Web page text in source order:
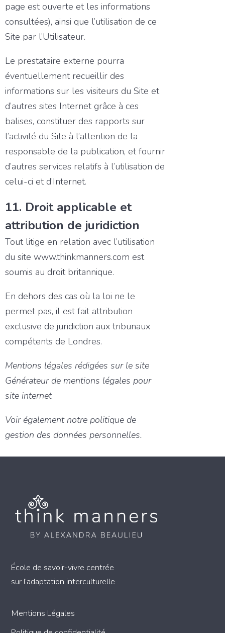
page est ouverte et les informations
consultées), ainsi que l’utilisation de ce
Site par l’Utilisateur.
Le prestataire externe pourra
éventuellement recueillir des
informations sur les visiteurs du Site et
d’autres sites Internet grâce à ces
balises, constituer des rapports sur
l’activité du Site à l’attention de la
responsable de la publication, et fournir
d’autres services relatifs à l’utilisation de
celui-ci et d’Internet.
11. Droit applicable et
attribution de juridiction
Tout litige en relation avec l’utilisation
du site www.thinkmanners.com est
soumis au droit britannique.
En dehors des cas où la loi ne le
permet pas, il est fait attribution
exclusive de juridiction aux tribunaux
compétents de Londres.
Mentions légales rédigées sur le site
Générateur de mentions légales pour
site internet
Voir également notre politique de
gestion des données personnelles.
École de savoir-vivre centrée
sur l’adaptation interculturelle
Mentions Légales